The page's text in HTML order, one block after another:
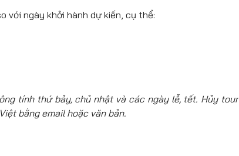
với ngày khởi hành dự kiến, cụ thể:
tính thứ bảy, chủ nhật và các ngày lễ, tết. Hủy tour
bằng email hoặc văn bản.